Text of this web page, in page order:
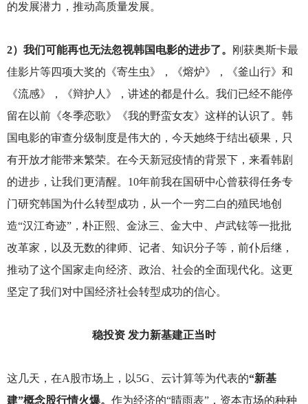
的发展潜力，推动高质量发展。
2）我们可能再也无法忽视韩国电影的进步了。
刚获奥斯卡最
佳影片等四项大奖的《寄生虫》，《熔炉》，《釜山行》和
《流感》，《辩护人》，讲述的都是什么。我们已经不能停
留在以前《冬季恋歌》《我的野蛮女友》这样的认识了。韩
国电影的审查分级制度是伟大的，今天她终于结出硕果，只
有开放才能带来繁荣。在今天新冠疫情的背景下，来看韩剧
的进步，让我们更清醒。10年前我在国研中心曾获得任务专
门研究韩国为什么转型成功，从一个一穷二白的殖民地创
造“汉江奇迹”，朴正熙、金泳三、金大中、卢武铉等一批批
改革家，以及无数的律师、记者、知识分子等，前仆后继，
推动了这个国家走向经济、政治、社会的全面现代化。这更
坚定了我们对中国经济社会转型成功的信心。
稳投资 发力新基建正当时
这几天，在A股市场上，以5G、云计算等为代表的“新基
建”概念股行情火爆。 作为经济的“晴雨表”，资本市场的种种